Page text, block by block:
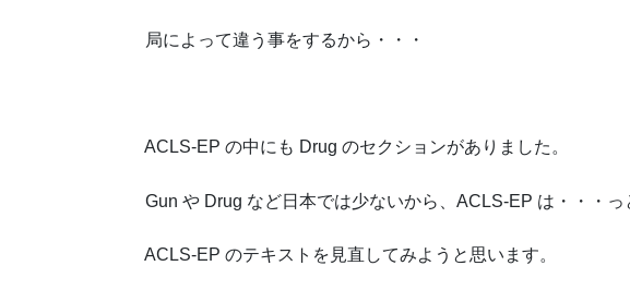
局によって違う事をするから・・・
ACLS-EP の中にも Drug のセクションがありました。
Gun や Drug など日本では少ないから、ACLS-EP は・・・っ
ACLS-EP のテキストを見直してみようと思います。